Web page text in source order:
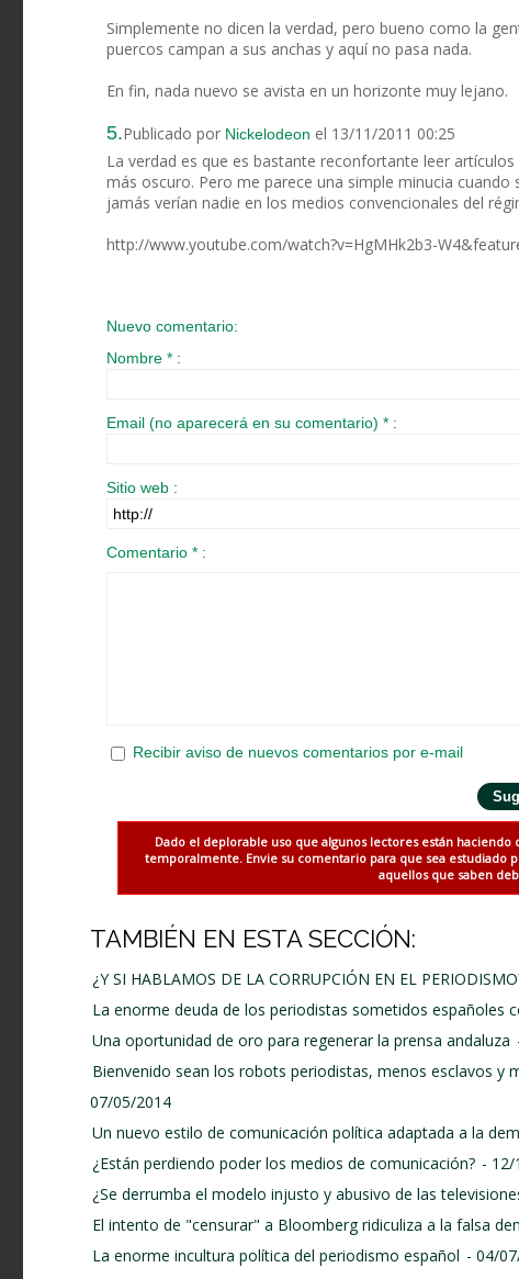
Simplemente no dicen la verdad, pero bueno como la
puercos campan a sus anchas y aquí no pasa nada.
En fin, nada nuevo se avista en un horizonte muy lejano.
5.Publicado por Nickelodeon el 13/11/2011 00:25
La verdad es que es bastante reconfortante leer
más oscuro. Pero me parece una simple minucia
jamás verían nadie en los medios convencionales del
http://www.youtube.com/watch?v=HgMHk2b3-
Nuevo comentario:
Nombre * :
Email (no aparecerá en su comentario) * :
Sitio web :
Comentario * :
Recibir aviso de nuevos comentarios por e-mail
Dado el deplorable uso que algunos lectores están
temporalmente. Envie su comentario para que sea estudiado
aquellos que saben
TAMBIÉN EN ESTA SECCIÓN:
¿Y SI HABLAMOS DE LA CORRUPCIÓN EN EL
La enorme deuda de los periodistas sometidos españoles
Una oportunidad de oro para regenerar la prensa andaluza
Bienvenido sean los robots periodistas, menos esclavos
07/05/2014
Un nuevo estilo de comunicación política adaptada a la
¿Están perdiendo poder los medios de comunicación? - 12/
¿Se derrumba el modelo injusto y abusivo de las
El intento de "censurar" a Bloomberg ridiculiza a la falsa
La enorme incultura política del periodismo español - 04/